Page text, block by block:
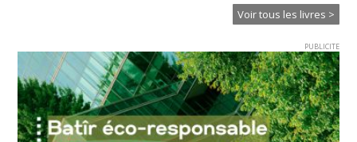
Voir tous les livres >
PUBLICITE